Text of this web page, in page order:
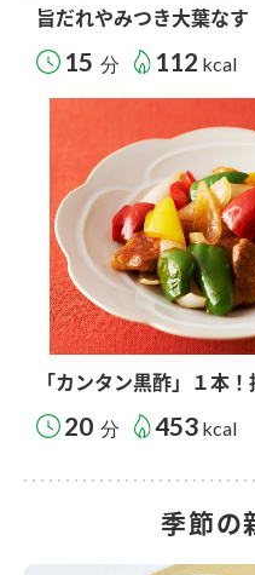
旨だれやみつき大葉なす
15 分 112 kcal
「カンタン黒酢」１本
20 分 453 kcal
季節の